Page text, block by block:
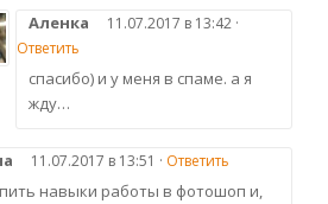
Аленка
11.07.2017 в 13:42 ·
Ответить
спасибо) и у меня в спаме. а я
жду…
11.07.2017 в 13:51 · Ответить
навыки работы в фотошоп и,